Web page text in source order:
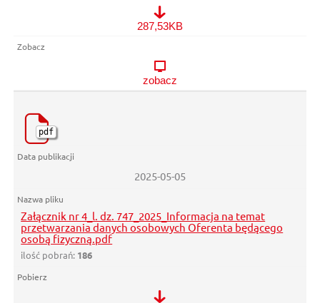
Załącznik nr 3_Umowa o roboty
287,53KB
zobacz
pdf
2025-05-05
Załącznik nr 4_l. dz. 747_2025_Informacja na temat
przetwarzania danych osobowych Oferenta będącego
osobą fizyczną.pdf
ilość pobrań: 186